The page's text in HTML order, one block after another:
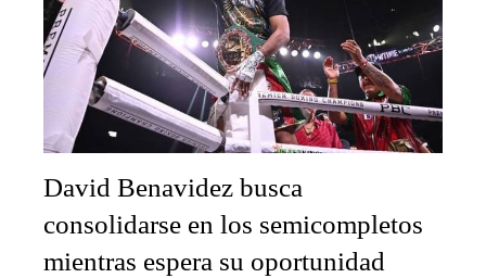
David Benavidez busca
consolidarse en los semicompletos
mientras espera su oportunidad